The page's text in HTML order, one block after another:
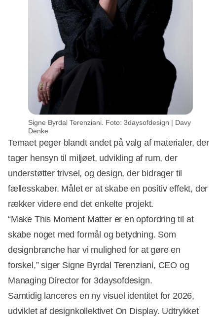
Signe Byrdal Terenziani. Foto: 3daysofdesign | Davy
Denke
Temaet peger blandt andet på valg af materialer, der
tager hensyn til miljøet, udvikling af rum, der
understøtter trivsel, og design, der bidrager til
fællesskaber. Målet er at skabe en positiv effekt, der
rækker videre end det enkelte projekt.
“Make This Moment Matter er en opfordring til at
skabe noget med formål og betydning. Som
designbranche har vi mulighed for at gøre en
forskel,” siger Signe Byrdal Terenziani, CEO og
Managing Director for 3daysofdesign.
Samtidig lanceres en ny visuel identitet for 2026,
udviklet af designkollektivet On Display. Udtrykket